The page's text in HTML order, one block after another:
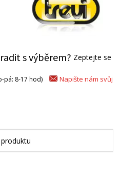
s výběrem? Zeptejte se
pá: 8-17 hod)
Napište nám svůj